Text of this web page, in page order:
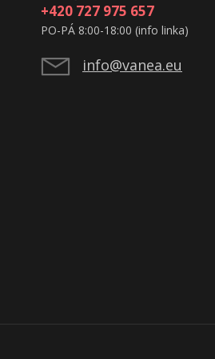
+420 727 975 657
PO-PÁ 8:00-18:00 (info linka)
info@vanea.eu